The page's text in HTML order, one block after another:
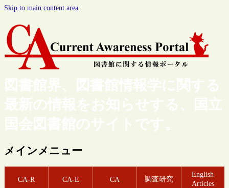
Skip to main content area
図書館界、図書館情報学に関する
最新の情報をお知らせする、国立
国会図書館のサイトです。
メインメニュー
CA-R CA-E CA 調査研究
English
Articles